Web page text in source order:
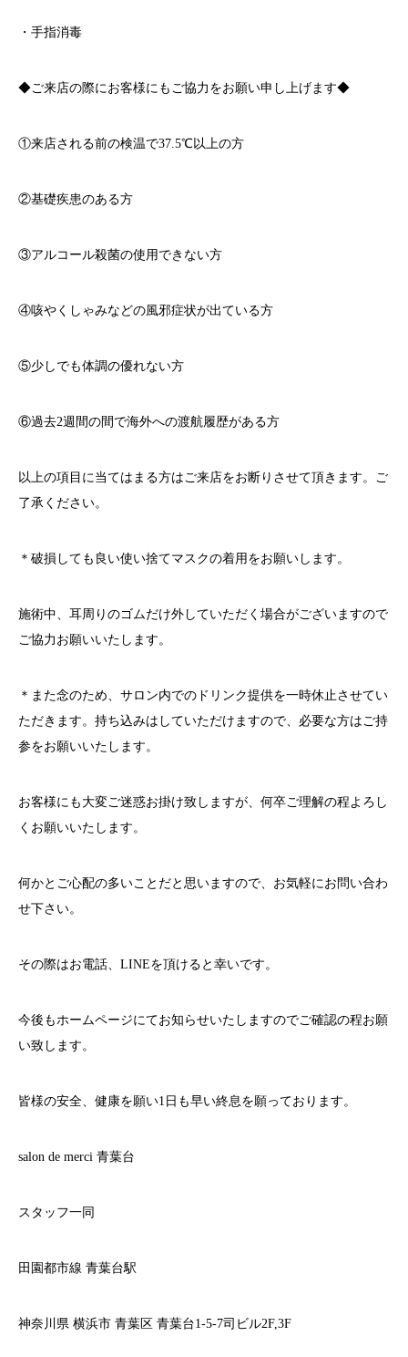
・手指消毒
◆ご来店の際にお客様にもご協力をお願い申し上げます◆
①来店される前の検温で37.5℃以上の方
②基礎疾患のある方
③アルコール殺菌の使用できない方
④咳やくしゃみなどの風邪症状が出ている方
⑤少しでも体調の優れない方
⑥過去2週間の間で海外への渡航履歴がある方
以上の項目に当てはまる方はご来店をお断りさせて頂きます。ご
了承ください。
＊破損しても良い使い捨てマスクの着用をお願いします。
施術中、耳周りのゴムだけ外していただく場合がございますので
ご協力お願いいたします。
＊また念のため、サロン内でのドリンク提供を一時休止させてい
ただきます。持ち込みはしていただけますので、必要な方はご持
参をお願いいたします。
お客様にも大変ご迷惑お掛け致しますが、何卒ご理解の程よろし
くお願いいたします。
何かとご心配の多いことだと思いますので、お気軽にお問い合わ
せ下さい。
その際はお電話、 LINEを頂けると幸いです。
今後もホームページにてお知らせいたしますのでご確認の程お願
い致します。
皆様の安全、健康を願い1 日も早い終息を願っております。
salon de merci 青葉台
スタッフ一同
田園都市線 青葉台駅
神奈川県 横浜市 青葉区 青葉台1-5-7司ビル2F,3F